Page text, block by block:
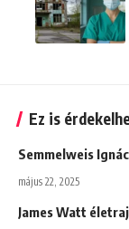
Ez is
Semmelweis
május 22, 2025
James Watt